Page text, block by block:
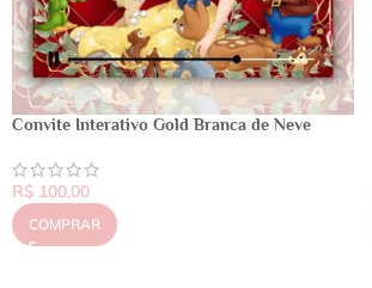
Convite Interativo Gold Branca de Neve
R$ 100,00
COMPRAR